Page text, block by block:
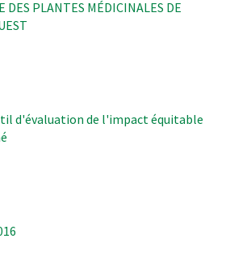
DES PLANTES MÉDICINALES DE
d'évaluation de l'impact équitable